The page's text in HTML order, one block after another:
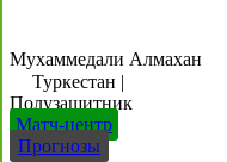
Мухаммедали Алмахан
Туркестан |
Полузащитник
Матч-центр
Прогнозы